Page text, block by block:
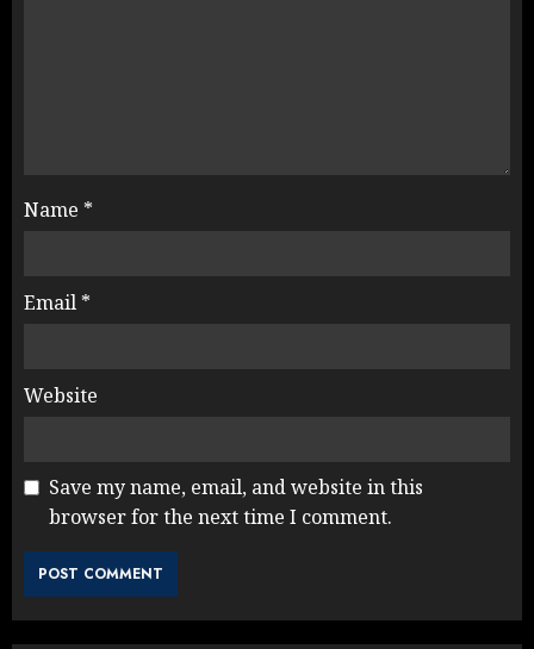
Name *
Email *
Website
Save my name, email, and website in this
browser for the next time I comment.